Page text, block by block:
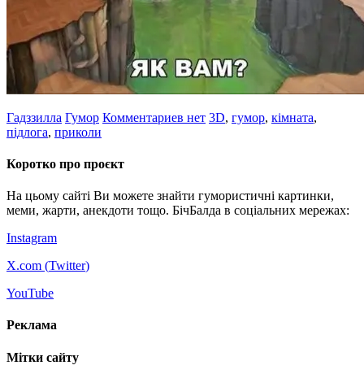
Гадззилла Гумор Комментариев нет 3D, гумор, кімната,
підлога, приколи
Коротко про проєкт
На цьому сайті Ви можете знайти гумористичні картинки,
меми, жарти, анекдоти тощо. БічБалда в соціальних мережах:
Instagram
X.com (Twitter)
YouTube
Реклама
Мітки сайту